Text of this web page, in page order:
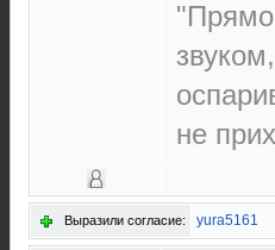
"Прямо
не
Выразили согласие: yura5161